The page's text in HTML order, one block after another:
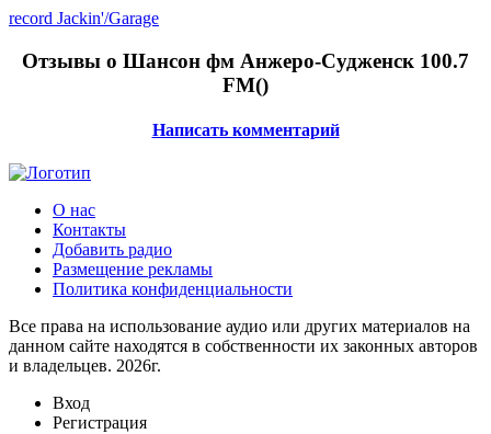
record Jackin'/Garage
Отзывы о Шансон фм Анжеро-Судженск 100.7
FM()
Написать комментарий
О нас
Контакты
Добавить радио
Размещение рекламы
Политика конфиденциальности
Все права на использование аудио или других материалов на
данном сайте находятся в собственности их законных авторов
и владельцев. 2026г.
Вход
Регистрация